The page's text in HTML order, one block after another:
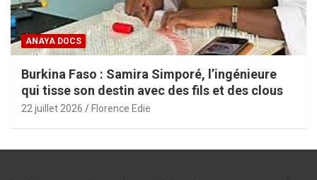
ANAYA DOCS
Burkina Faso : Samira Simporé, l’ingénieure
qui tisse son destin avec des fils et des clous
22 juillet 2026 Florence Edie